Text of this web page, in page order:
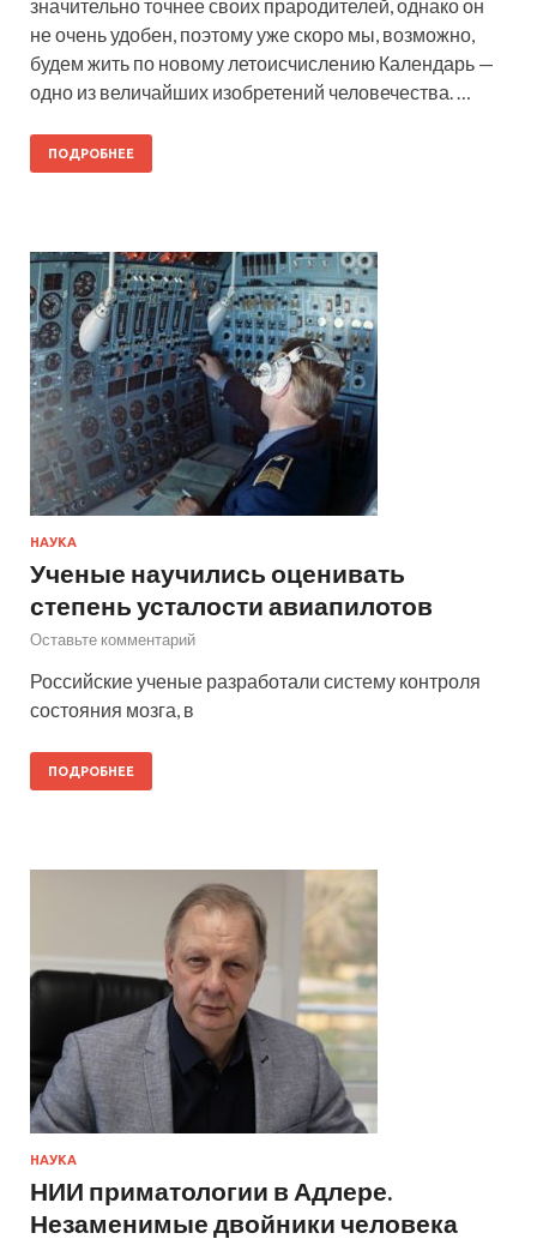
значительно точнее своих прародителей, однако он
не очень удобен, поэтому уже скоро мы, возможно,
будем жить по новому летоисчислению Календарь —
одно из величайших изобретений человечества. …
ПОДРОБНЕЕ
НАУКА
Ученые научились оценивать
степень усталости авиапилотов
Оставьте комментарий
Российские ученые разработали систему контроля
состояния мозга, в
ПОДРОБНЕЕ
НАУКА
НИИ приматологии в Адлере.
Незаменимые двойники человека